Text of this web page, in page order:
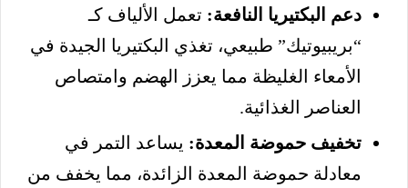
دعم البكتيريا النافعة: تعمل الألياف كـ
“بريبيوتيك” طبيعي، تغذي البكتيريا الجيدة في
الأمعاء الغليظة مما يعزز الهضم وامتصاص
العناصر الغذائية.
تخفيف حموضة المعدة: يساعد التمر في
معادلة حموضة المعدة الزائدة، مما يخفف من